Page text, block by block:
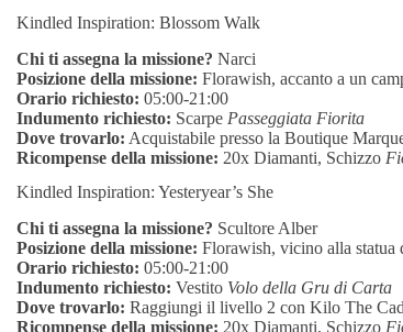
Kindled Inspiration: Blossom Walk
Chi ti assegna la missione? Narci
Posizione della missione: Florawish, accanto a un
Orario richiesto: 05:00-21:00
Indumento richiesto: Scarpe Passeggiata Fiorita
Dove trovarlo: Acquistabile presso la Boutique
Ricompense della missione: 20x Diamanti, Schizzo
Kindled Inspiration: Yesteryear’s She
Chi ti assegna la missione? Scultore Alber
Posizione della missione: Florawish, vicino alla statua
Orario richiesto: 05:00-21:00
Indumento richiesto: Vestito Volo della Gru di Carta
Dove trovarlo: Raggiungi il livello 2 con Kilo The
Ricompense della missione: 20x Diamanti, Schizzo